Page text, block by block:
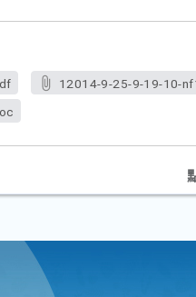
12014-9-25-9-19-10-